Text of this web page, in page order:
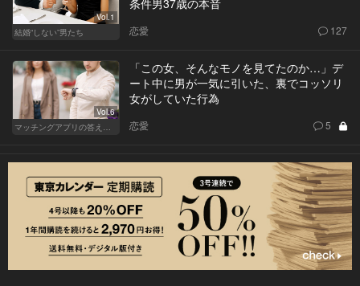
Vol.1
結婚“しない”男たち
条件男37歳の本音
恋愛 127
Vol.6
マッチングアプリの答えあわせ【A】
「この女、そんなモノを見てたのか…」デ
ート中に男が一気に引いた、裏でコッソリ
女がしていた行為
恋愛 5